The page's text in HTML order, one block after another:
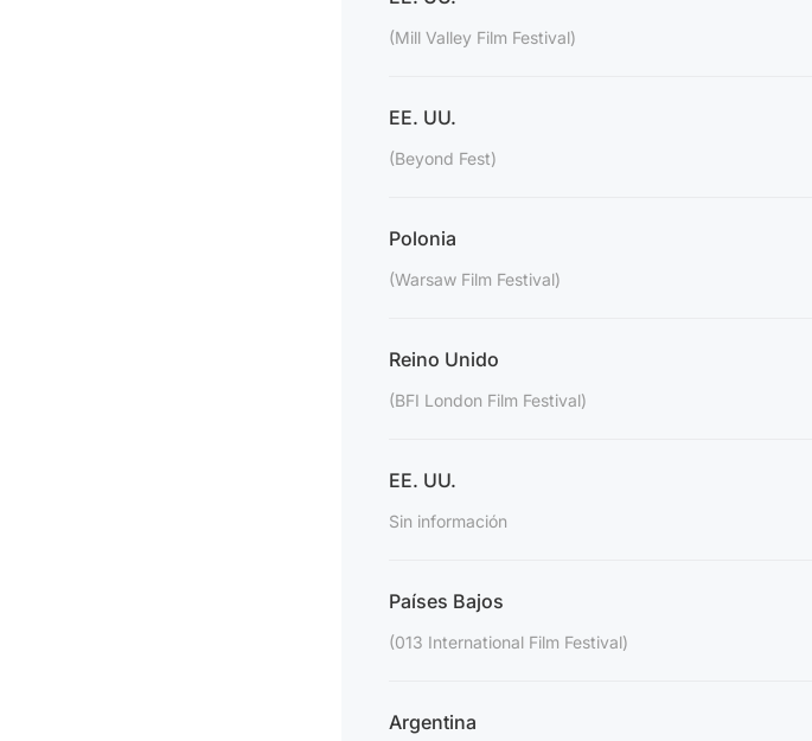
(Mill Valley Film Festival)
EE. UU.
(Beyond Fest)
Polonia
(Warsaw Film Festival)
Reino Unido
(BFI London Film Festival)
EE. UU.
Sin información
Países Bajos
(013 International Film Festival)
Argentina